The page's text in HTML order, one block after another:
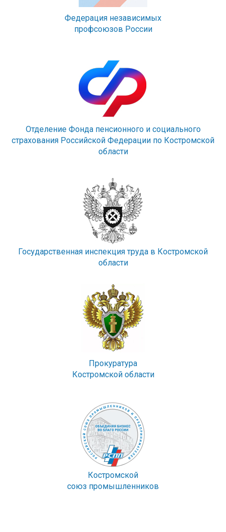
Федерация независимых
профсоюзов России
Отделение Фонда пенсионного и социального
страхования Российской Федерации по Костромской
области
Государственная инспекция труда в Костромской
области
Прокуратура
Костромской области
Костромской
союз промышленников